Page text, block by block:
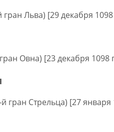
гран Льва) [29 декабря
Овна) [23 декабря
гран Стрельца) [27